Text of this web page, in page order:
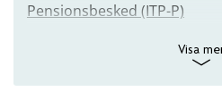
Pensionsbesked (ITP-P)
Visa